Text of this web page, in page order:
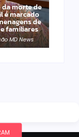
da morte de
é marcado
de
familiares
MD News